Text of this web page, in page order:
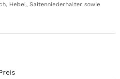
Hebel, Saitenniederhalter sowie